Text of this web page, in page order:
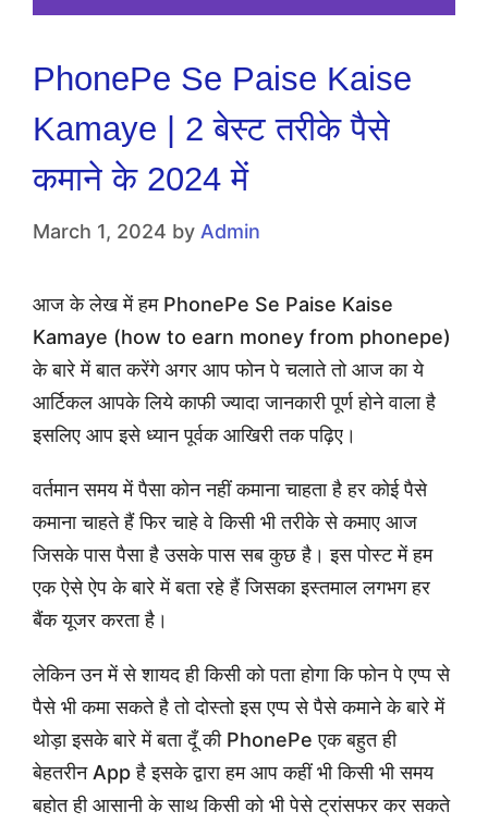
PhonePe Se Paise Kaise
Kamaye | 2 बेस्ट तरीके पैसे
कमाने के 2024 में
March 1, 2024 by Admin
आज के लेख में हम PhonePe Se Paise Kaise
Kamaye (how to earn money from phonepe)
के बारे में बात करेंगे अगर आप फोन पे चलाते तो आज का ये
आर्टिकल आपके लिये काफी ज्यादा जानकारी पूर्ण होने वाला है
इसलिए आप इसे ध्यान पूर्वक आखिरी तक पढ़िए।
वर्तमान समय में पैसा कोन नहीं कमाना चाहता है हर कोई पैसे
कमाना चाहते हैं फिर चाहे वे किसी भी तरीके से कमाए आज
जिसके पास पैसा है उसके पास सब कुछ है। इस पोस्ट में हम
एक ऐसे ऐप के बारे में बता रहे हैं जिसका इस्तमाल लगभग हर
बैंक यूजर करता है।
लेकिन उन में से शायद ही किसी को पता होगा कि फोन पे एप्प से
पैसे भी कमा सकते है तो दोस्तो इस एप्प से पैसे कमाने के बारे में
थोड़ा इसके बारे में बता दूँ की PhonePe एक बहुत ही
बेहतरीन App है इसके द्वारा हम आप कहीं भी किसी भी समय
बहोत ही आसानी के साथ किसी को भी पेसे ट्रांसफर कर सकते